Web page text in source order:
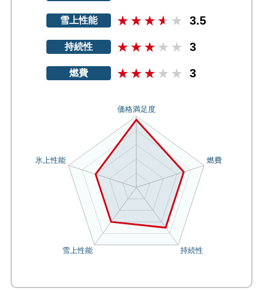
雪上性能 3.5
持続性 3
燃費 3